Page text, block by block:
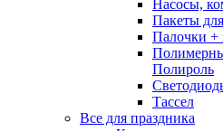
Насосы,
Пакеты
Палочки
Полироль
Тассел
Все для праздника